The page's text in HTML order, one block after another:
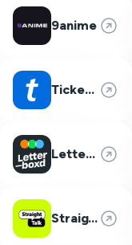
9anime
Ticketmaster
Letterboxd
Straight Talk